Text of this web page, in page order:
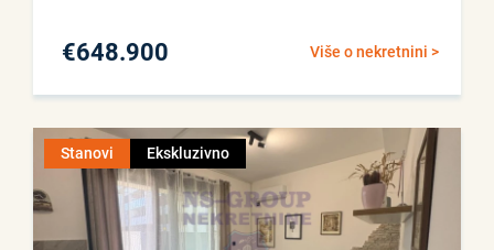
Više o nekretnini >
€648.900
Stanovi Ekskluzivno